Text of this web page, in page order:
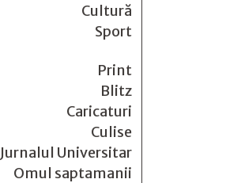
Cultură
Sport
Print
Blitz
Caricaturi
Culise
Jurnalul Universitar
Omul saptamanii